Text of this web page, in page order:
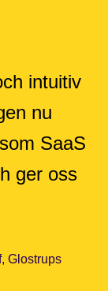
intuitiv
nu
SaaS
ger oss
Glostrups